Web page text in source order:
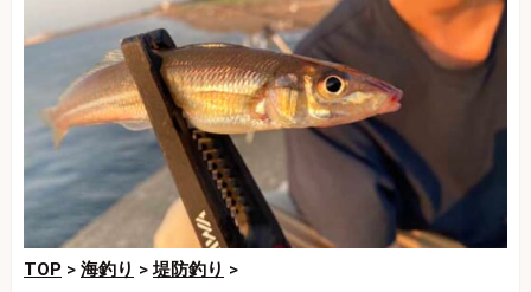
TOP > 海釣り >堤防釣り >